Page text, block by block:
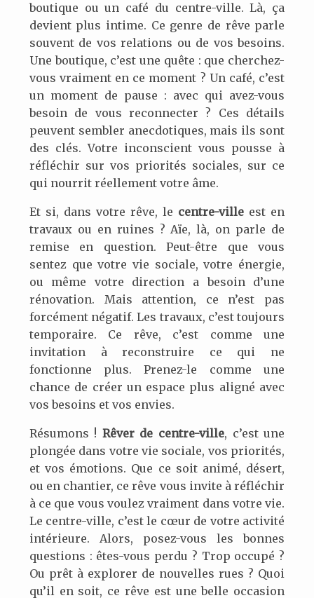
boutique ou un café du centre-ville. Là, ça
devient plus intime. Ce genre de rêve parle
souvent de vos relations ou de vos besoins.
Une boutique, c’est une quête : que cherchez-
vous vraiment en ce moment ? Un café, c’est
un moment de pause : avec qui avez-vous
besoin de vous reconnecter ? Ces détails
peuvent sembler anecdotiques, mais ils sont
des clés. Votre inconscient vous pousse à
réfléchir sur vos priorités sociales, sur ce
qui nourrit réellement votre âme.
Et si, dans votre rêve, le centre-ville est en
travaux ou en ruines ? Aïe, là, on parle de
remise en question. Peut-être que vous
sentez que votre vie sociale, votre énergie,
ou même votre direction a besoin d’une
rénovation. Mais attention, ce n’est pas
forcément négatif. Les travaux, c’est toujours
temporaire. Ce rêve, c’est comme une
invitation à reconstruire ce qui ne
fonctionne plus. Prenez-le comme une
chance de créer un espace plus aligné avec
vos besoins et vos envies.
Résumons ! Rêver de centre-ville, c’est une
plongée dans votre vie sociale, vos priorités,
et vos émotions. Que ce soit animé, désert,
ou en chantier, ce rêve vous invite à réfléchir
à ce que vous voulez vraiment dans votre vie.
Le centre-ville, c’est le cœur de votre activité
intérieure. Alors, posez-vous les bonnes
questions : êtes-vous perdu ? Trop occupé ?
Ou prêt à explorer de nouvelles rues ? Quoi
qu’il en soit, ce rêve est une belle occasion